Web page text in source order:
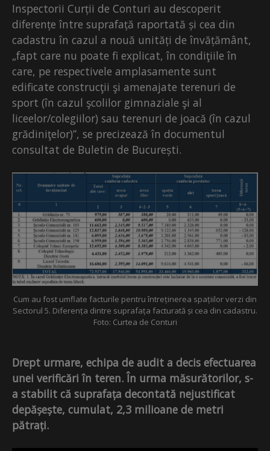
Inspectorii Curții de Conturi au descoperit
diferențe între suprafață raportată și cea din
cadastru în cazul a nouă unități de învățământ,
„fapt care nu poate fi explicat, în condiţiile în
care, pe respectivele amplasamente sunt
edificate construcţii şi amenajate terenuri de
sport (în cazul şcolilor gimnaziale şi al
liceelor/colegiilor) sau terenuri de joacă (în cazul
grădiniţelor)”, se precizează în documentul
consultat de Buletin de București.
Cum au fost umflate facturile pentru întreținerea spațiilor verzi din
Sectorul 5. Diferența dintre suprafața facturată și cea din cadastru.
Foto: Curtea de Conturi
Drept urmare, echipa de audit a decis efectuarea
unei verificări în teren. În urma măsurătorilor, s-
a stabilit că suprafața decontată nejustificat
depășește, cumulat, 2,3 milioane de metri
pătrați.